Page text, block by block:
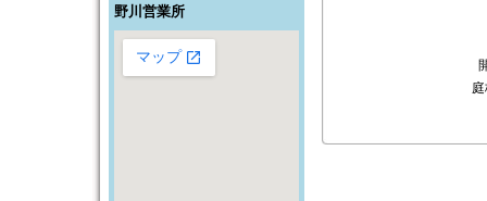
野川営業所